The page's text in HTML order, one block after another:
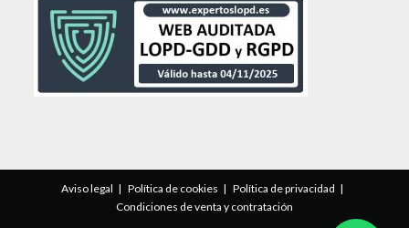
Aviso legal Política de cookies
Política de privacidad
Condiciones de venta y contratación